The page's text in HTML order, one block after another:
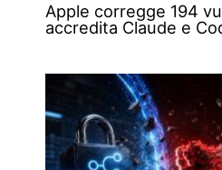
Apple corregge 194
accredita Claude e